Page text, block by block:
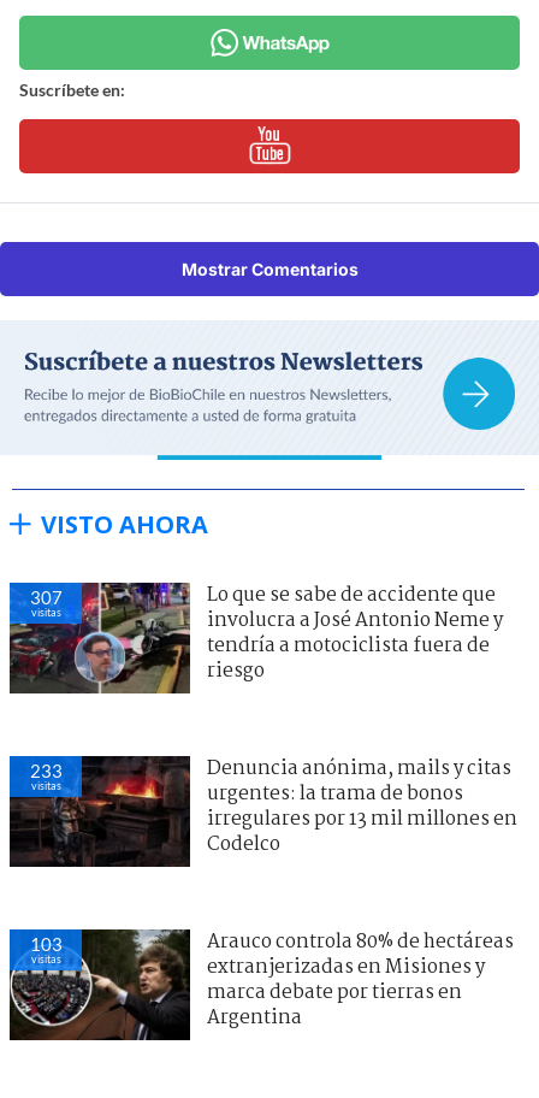
Suscríbete en:
Mostrar Comentarios
VISTO AHORA
307
visitas
Lo que se sabe de accidente que
involucra a José Antonio Neme y
tendría a motociclista fuera de
riesgo
233
visitas
Denuncia anónima, mails y citas
urgentes: la trama de bonos
irregulares por 13 mil millones en
Codelco
103
visitas
Arauco controla 80% de hectáreas
extranjerizadas en Misiones y
marca debate por tierras en
Argentina